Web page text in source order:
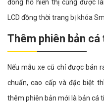
đồng hồ hiển thị cũng được
LCD đồng thời trang bị khóa
Thêm phiên bản cá
Nếu mẫu xe cũ chỉ được bán
chuẩn, cao cấp và đặc biệt
thêm phiên bản mới là bản cá